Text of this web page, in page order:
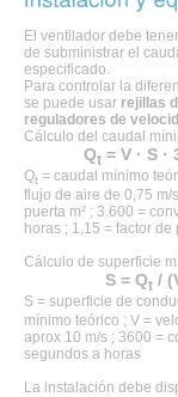
El ventilador debe
de subministrar el
especificado.
Para controlar la
se puede usar rejillas
reguladores de
Cálculo del caudal
Qt= V · S ·
Qt = caudal mínimo
flujo de aire de 0,75 m/
puerta m² ; 3.600 =
horas ; 1,15 = factor de
Cálculo de superficie
S = Qt/
S = superficie de
mínimo teórico ; V =
aprox 10 m/s ; 3600 =
segundos a horas
La instalación debe